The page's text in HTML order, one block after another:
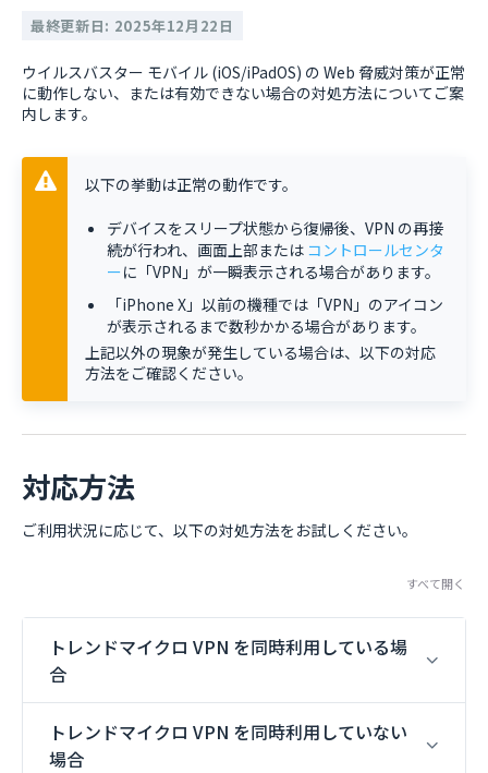
最終更新日: 2025年12月22日
ウイルスバスター モバイル (iOS/iPadOS) の Web 脅威対策が正常
に動作しない、または有効できない場合の対処方法についてご案
内します。
以下の挙動は正常の動作です。
デバイスをスリープ状態から復帰後、VPN の再接
続が行われ、画面上部または コントロールセンタ
ーに「VPN」が一瞬表示される場合があります。
「iPhone X」以前の機種では「VPN」のアイコン
が表示されるまで数秒かかる場合があります。
上記以外の現象が発生している場合は、以下の対応
方法をご確認ください。
対応方法
ご利用状況に応じて、以下の対処方法をお試しください。
すべて開く
トレンドマイクロ VPN を同時利用している場
合
トレンドマイクロ VPN を同時利用していない
場合